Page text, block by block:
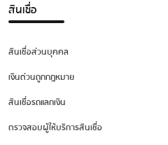
สินเชื่อ
สินเชื่อส่วนบุคคล
เงินด่วนถูกกฎหมาย
สินเชื่อรถแลกเงิน
ตรวจสอบผู้ให้บริการสินเชื่อ